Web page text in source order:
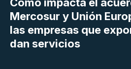
Mercosur y Unión
las empresas que
dan servicios